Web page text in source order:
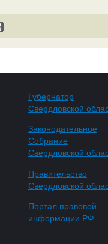
Губернатор
Свердловской
Законодательное
Собрание
Свердловской
Правительство
Свердловской
Портал правовой
информации РФ